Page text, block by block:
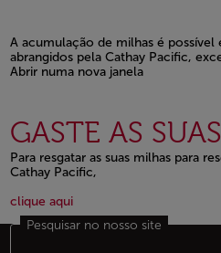
A acumulação de milhas é
abrangidos pela Cathay Pacific,
Abrir numa nova janela
GASTE AS
Para resgatar as suas milhas para
Cathay Pacific,
Open in a new window
clique aquiOpen in a new window
Rodapé Mapa
Pesquisar no nosso site